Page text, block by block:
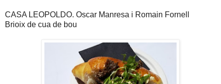
CASA LEOPOLDO. Oscar Manresa i Romain Fornell
Brioix de cua de bou